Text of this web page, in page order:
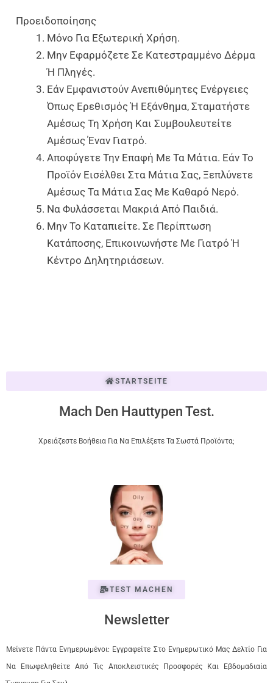
Προειδοποίησης
Μόνο Για Εξωτερική Χρήση.
Μην Εφαρμόζετε Σε Κατεστραμμένο Δέρμα
Ή Πληγές.
Εάν Εμφανιστούν Ανεπιθύμητες Ενέργειες
Όπως Ερεθισμός Ή Εξάνθημα, Σταματήστε
Αμέσως Τη Χρήση Και Συμβουλευτείτε
Αμέσως Έναν Γιατρό.
Αποφύγετε Την Επαφή Με Τα Μάτια. Εάν Το
Προϊόν Εισέλθει Στα Μάτια Σας, Ξεπλύνετε
Αμέσως Τα Μάτια Σας Με Καθαρό Νερό.
Να Φυλάσσεται Μακριά Από Παιδιά.
Μην Το Καταπιείτε. Σε Περίπτωση
Κατάποσης, Επικοινωνήστε Με Γιατρό Ή
Κέντρο Δηλητηριάσεων.
STARTSEITE
Mach Den Hauttypen Test.
Χρειάζεστε Βοήθεια Για Να Επιλέξετε Τα Σωστά Προϊόντα;
TEST MACHEN
Newsletter
Μείνετε Πάντα Ενημερωμένοι: Εγγραφείτε Στο Ενημερωτικό Μας Δελτίο Για
Να Επωφεληθείτε Από Τις Αποκλειστικές Προσφορές Και Εβδομαδιαία